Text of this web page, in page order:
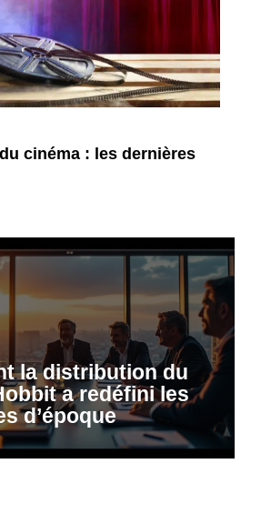
cinéma : les dernières
la distribution du
a redéfini les
d’époque